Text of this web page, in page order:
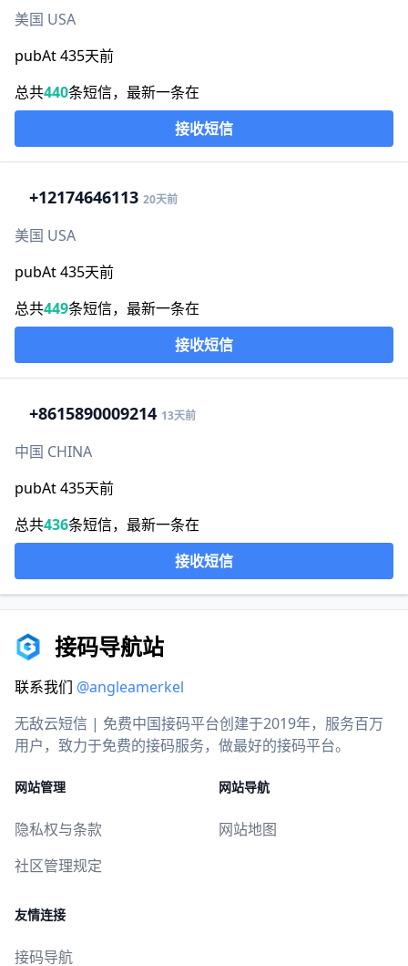
美国 USA
pubAt 435天前
总共440条短信，最新一条在
接收短信
+12174646113 20天前
美国 USA
pubAt 435天前
总共449条短信，最新一条在
接收短信
+8615890009214 13天前
中国 CHINA
pubAt 435天前
总共436条短信，最新一条在
接收短信
接码导航站
联系我们 @angleamerkel
无敌云短信 | 免费中国接码平台创建于2019年，服务百万
用户，致力于免费的接码服务，做最好的接码平台。
网站管理
隐私权与条款
社区管理规定
网站导航
网站地图
友情连接
接码导航